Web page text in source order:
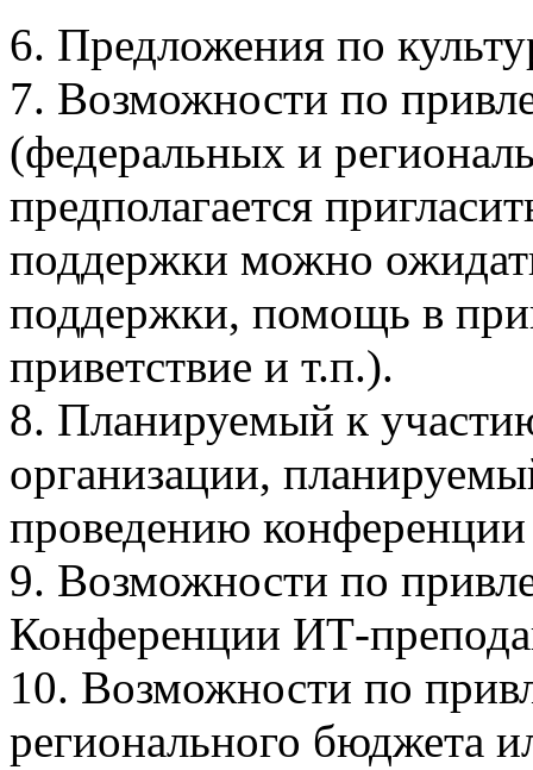
6. Предложения по
7. Возможности по
(федеральных и
предполагается
поддержки можно
поддержки, помощь в
приветствие и т.п.).
8. Планируемый к
организации,
проведению конференции
9. Возможности по
Конференции ИТ-
10. Возможности по
регионального бюджета